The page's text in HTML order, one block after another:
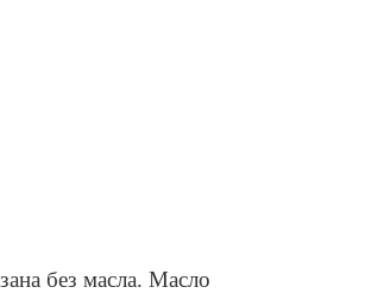
без масла. Масло